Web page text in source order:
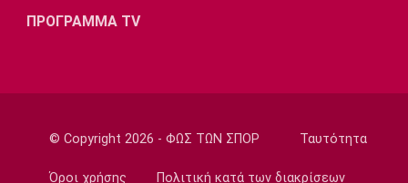
Ποδόσφαιρο - Διεθνή
υπονόμευσης του Ινφαντίνο
ΠΡΟΓΡΑΜΜΑ TV
© Copyright 2026 - ΦΩΣ ΤΩΝ ΣΠΟΡ Ταυτότητα
Όροι χρήσης Πολιτική κατά των διακρίσεων